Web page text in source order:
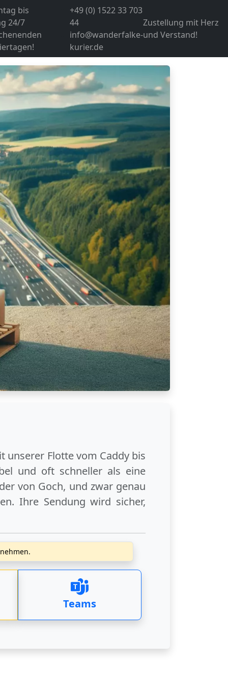
bis
24/7
+49 (0) 1522 33 703
44
info@wanderfalke-
kurier.de
Zustellung mit Herz
und Verstand!
unserer Flotte vom Caddy bis
und oft schneller als eine
von Goch, und zwar genau
Ihre Sendung wird sicher,
Teams